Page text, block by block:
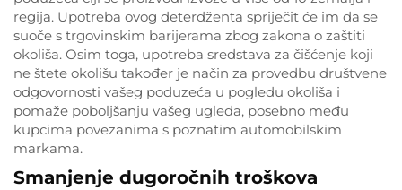
regija. Upotreba ovog deterdženta spriječit će im da se
suoče s trgovinskim barijerama zbog zakona o zaštiti
okoliša. Osim toga, upotreba sredstava za čišćenje koji
ne štete okolišu također je način za provedbu društvene
odgovornosti vašeg poduzeća u pogledu okoliša i
pomaže poboljšanju vašeg ugleda, posebno među
kupcima povezanima s poznatim automobilskim
markama.
Smanjenje dugoročnih troškova